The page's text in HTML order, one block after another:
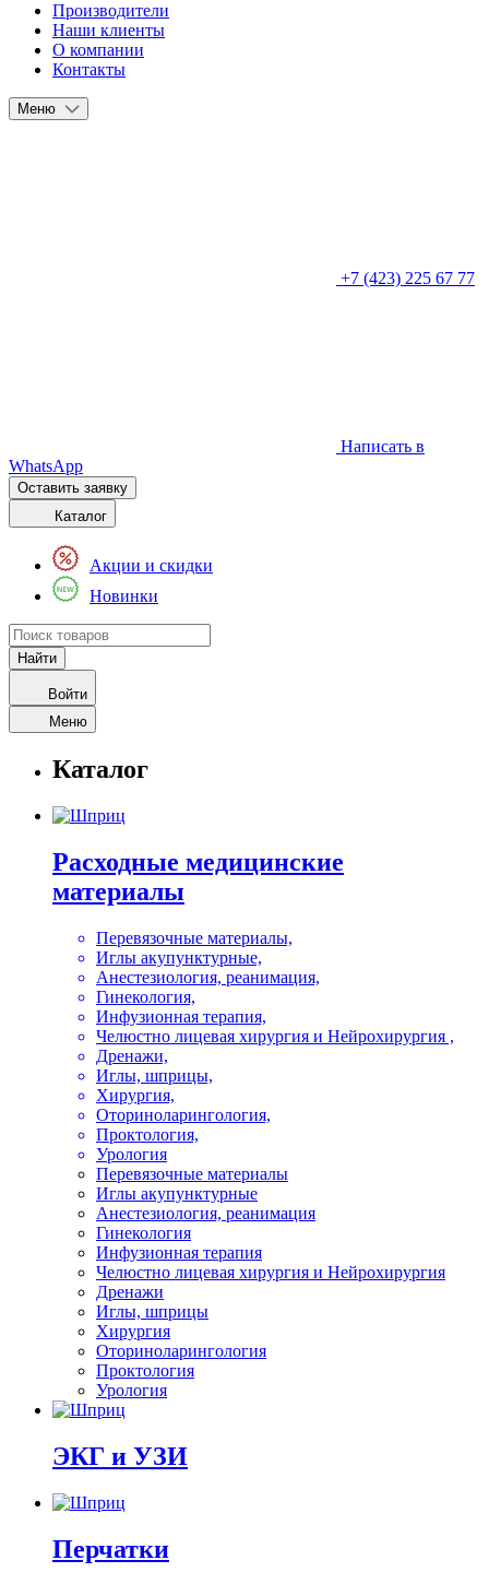
Производители
Наши клиенты
О компании
Контакты
Меню
+7 (423) 225 67 77
Написать в
WhatsApp
Оставить заявку
Каталог
Акции и скидки
Новинки
Войти
Меню
Каталог
Расходные медицинские
материалы
Перевязочные материалы,
Иглы акупунктурные,
Анестезиология, реанимация,
Гинекология,
Инфузионная терапия,
Челюстно лицевая хирургия и Нейрохирургия ,
Дренажи,
Иглы, шприцы,
Хирургия,
Оториноларингология,
Проктология,
Урология
Перевязочные материалы
Иглы акупунктурные
Анестезиология, реанимация
Гинекология
Инфузионная терапия
Челюстно лицевая хирургия и Нейрохирургия
Дренажи
Иглы, шприцы
Хирургия
Оториноларингология
Проктология
Урология
ЭКГ и УЗИ
Перчатки